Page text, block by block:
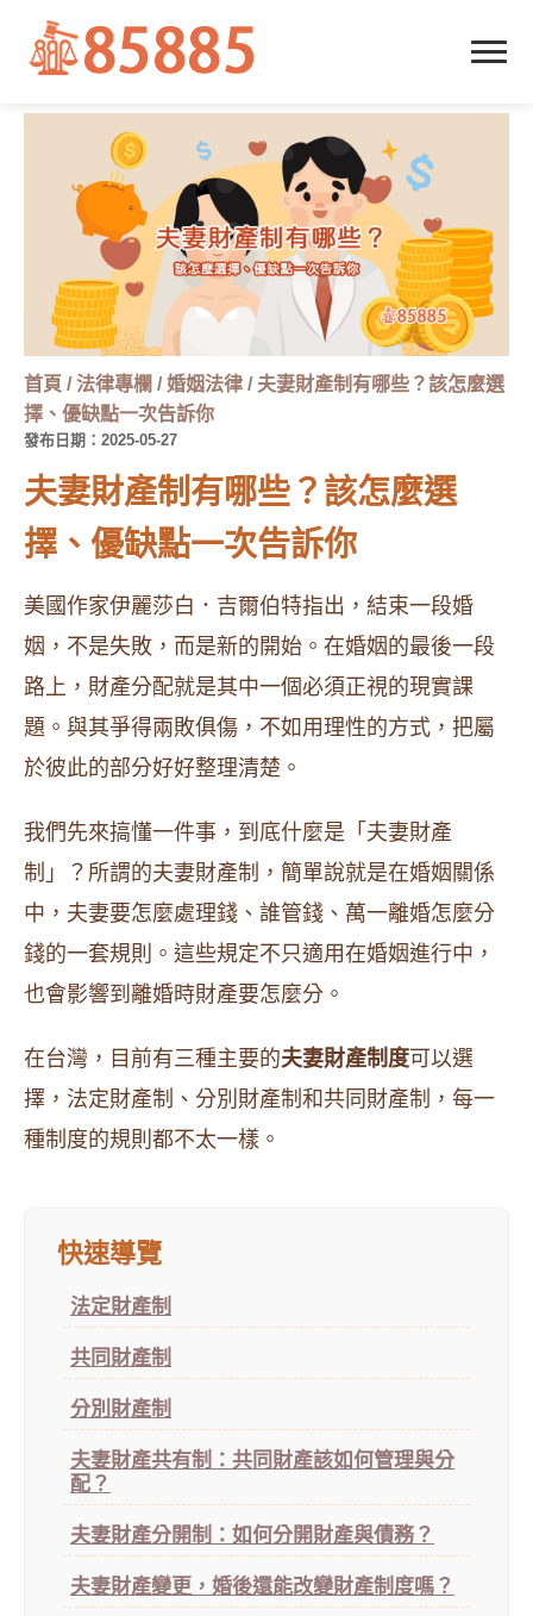
首頁 /法律專欄 /婚姻法律 / 夫妻財產制有哪些？該怎麼選
擇、優缺點一次告訴你
發布日期：2025-05-27
夫妻財產制有哪些？該怎麼選
擇、優缺點一次告訴你
美國作家伊麗莎白．吉爾伯特指出，結束一段婚
姻，不是失敗，而是新的開始。在婚姻的最後一段
路上，財產分配就是其中一個必須正視的現實課
題。與其爭得兩敗俱傷，不如用理性的方式，把屬
於彼此的部分好好整理清楚。
我們先來搞懂一件事，到底什麼是「夫妻財產
制」？所謂的夫妻財產制，簡單說就是在婚姻關係
中，夫妻要怎麼處理錢、誰管錢、萬一離婚怎麼分
錢的一套規則。這些規定不只適用在婚姻進行中，
也會影響到離婚時財產要怎麼分。
在台灣，目前有三種主要的夫妻財產制度可以選
擇，法定財產制、分別財產制和共同財產制，每一
種制度的規則都不太一樣。
快速導覽
法定財產制
共同財產制
分別財產制
夫妻財產共有制：共同財產該如何管理與分
配？
夫妻財產分開制：如何分開財產與債務？
夫妻財產變更，婚後還能改變財產制度嗎？